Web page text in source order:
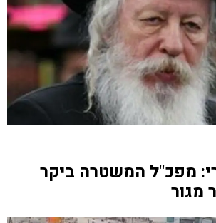
מפכ"ל המשטרה ביקר
מגור